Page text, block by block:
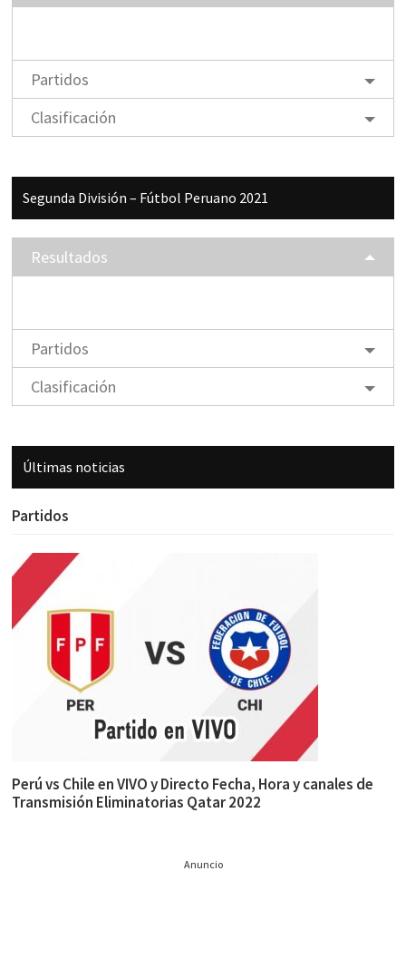
Partidos
Clasificación
Segunda División – Fútbol Peruano 2021
Resultados
Partidos
Clasificación
Últimas noticias
Partidos
Perú vs Chile en VIVO y Directo Fecha, Hora y canales de
Transmisión Eliminatorias Qatar 2022
Anuncio